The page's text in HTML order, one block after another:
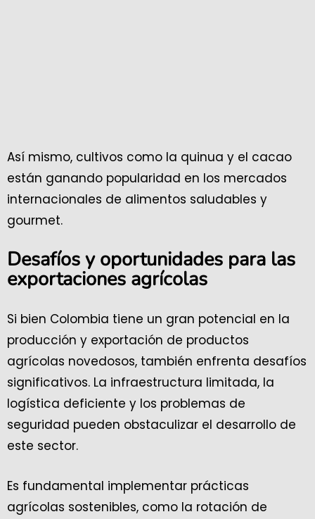
Así mismo, cultivos como la quinua y el cacao
están ganando popularidad en los mercados
internacionales de alimentos saludables y
gourmet.
Desafíos y oportunidades para las
exportaciones agrícolas
Si bien Colombia tiene un gran potencial en la
producción y exportación de productos
agrícolas novedosos, también enfrenta desafíos
significativos. La infraestructura limitada, la
logística deficiente y los problemas de
seguridad pueden obstaculizar el desarrollo de
este sector.
Es fundamental implementar prácticas
agrícolas sostenibles, como la rotación de